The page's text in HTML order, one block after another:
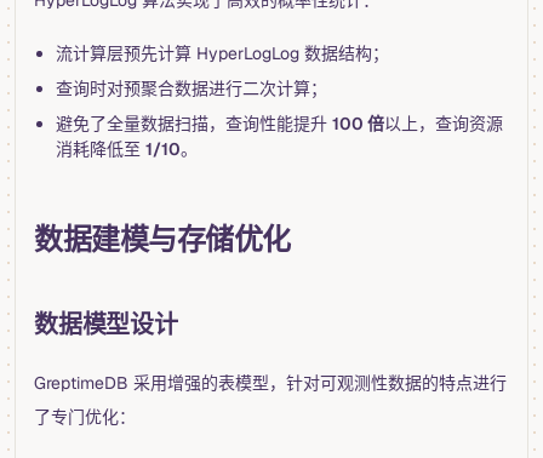
流计算层预先计算 HyperLogLog 数据结构；
查询时对预聚合数据进行二次计算；
避免了全量数据扫描，查询性能提升 100 倍以上，查询资源
消耗降低至 1/10。
数据建模与存储优化
数据模型设计
GreptimeDB 采用增强的表模型，针对可观测性数据的特点进行
了专门优化：